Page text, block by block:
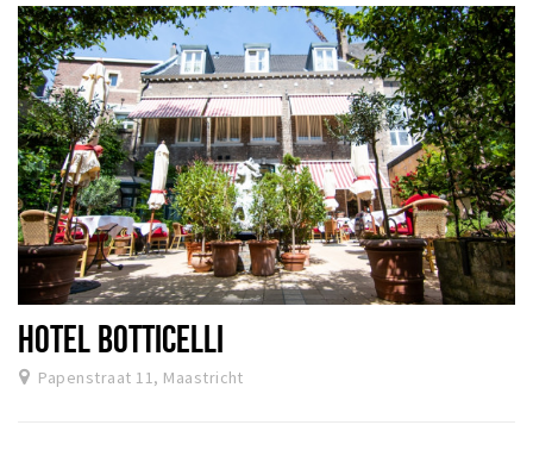
HOTEL BOTTICELLI
Papenstraat 11, Maastricht